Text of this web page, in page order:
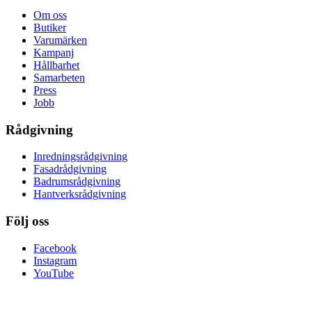
Om oss
Butiker
Varumärken
Kampanj
Hållbarhet
Samarbeten
Press
Jobb
Rådgivning
Inredningsrådgivning
Fasadrådgivning
Badrumsrådgivning
Hantverksrådgivning
Följ oss
Facebook
Instagram
YouTube